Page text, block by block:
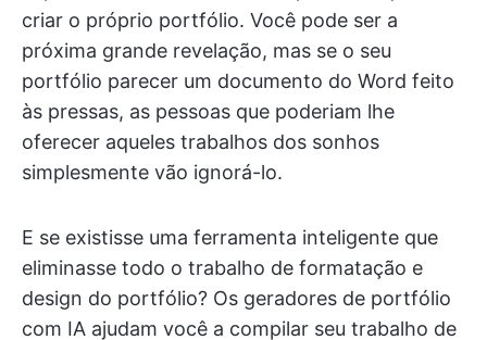
criar o próprio portfólio. Você pode ser a
próxima grande revelação, mas se o seu
portfólio parecer um documento do Word feito
às pressas, as pessoas que poderiam lhe
oferecer aqueles trabalhos dos sonhos
simplesmente vão ignorá-lo.
E se existisse uma ferramenta inteligente que
eliminasse todo o trabalho de formatação e
design do portfólio? Os geradores de portfólio
com IA ajudam você a compilar seu trabalho de